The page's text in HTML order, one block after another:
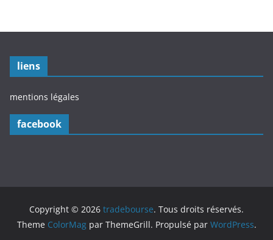
liens
mentions légales
facebook
Copyright © 2026 tradebourse. Tous droits réservés.
Theme ColorMagpar ThemeGrill. Propulsé par WordPress.